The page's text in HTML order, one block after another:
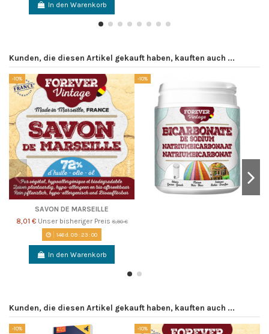
In den Warenkorb
Kunden, die diesen Artikel gekauft haben, kauften auch ...
-10%
SAVON DE MARSEILLE
8,01 € Unser bisheriger Preis8,90 €
146d. 09:23:00
In den Warenkorb
-10%
Kunden, die diesen Artikel gekauft haben, kauften auch ...
-10% -10%